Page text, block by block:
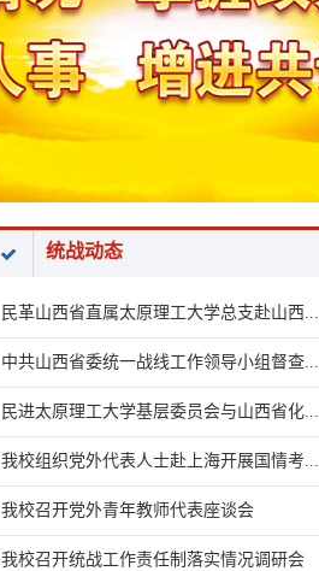
统战动态
民革山西省直属太原理工大学总支赴山西...
中共山西省委统一战线工作领导小组督查...
民进太原理工大学基层委员会与山西省化...
我校组织党外代表人士赴上海开展国情考...
我校召开党外青年教师代表座谈会
我校召开统战工作责任制落实情况调研会